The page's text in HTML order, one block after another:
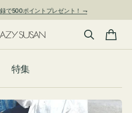
で500ポイントプレゼント！ ⇁
カ
特集